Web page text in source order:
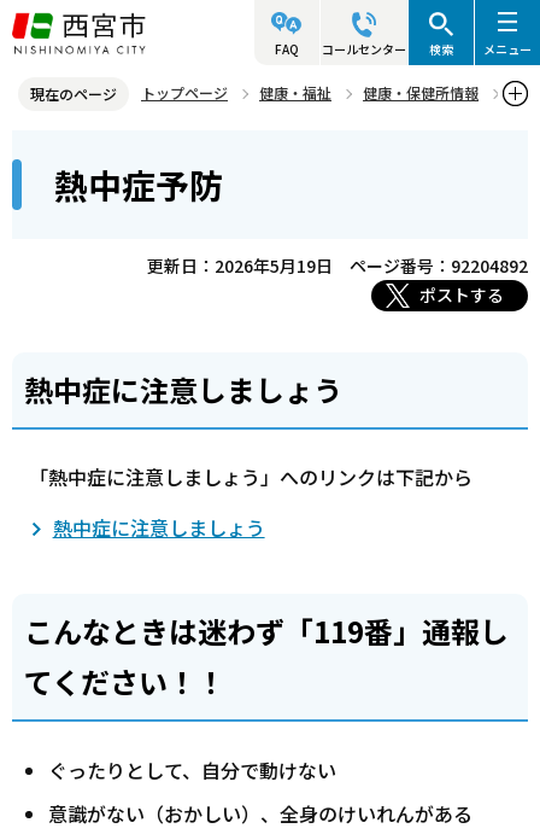
こ
の
ジ
先
FAQ コールセンター 検索 メニュー
現在のページ トップページ 健康・福祉
健康・保健所情報
こ
熱中症予防
更新日：2026年5月19日
ページ番号：92204892
ポストする
熱中症に注意しましょう
「熱中症に注意しましょう」へのリンクは下記から
熱中症に注意しましょう
こんなときは迷わず「119番」通報し
てください！！
ぐったりとして、自分で動けない
意識がない（おかしい）、全身のけいれんがある